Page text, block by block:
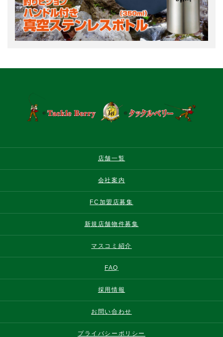
店舗一覧
会社案内
FC加盟店募集
新規店舗物件募集
マスコミ紹介
FAQ
採用情報
お問い合わせ
プライバシーポリシー